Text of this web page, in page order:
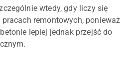
wtedy, gdy liczy się
remontowych, ponieważ
lepiej jednak przejść do